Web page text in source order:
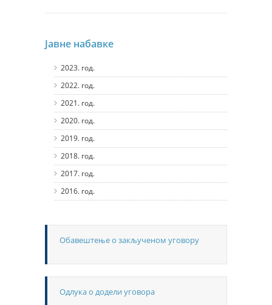
Јавне набавке
2023. год.
2022. год.
2021. год.
2020. год.
2019. год.
2018. год.
2017. год.
2016. год.
Обавештење о закљученом уговору
Одлука о додели уговора